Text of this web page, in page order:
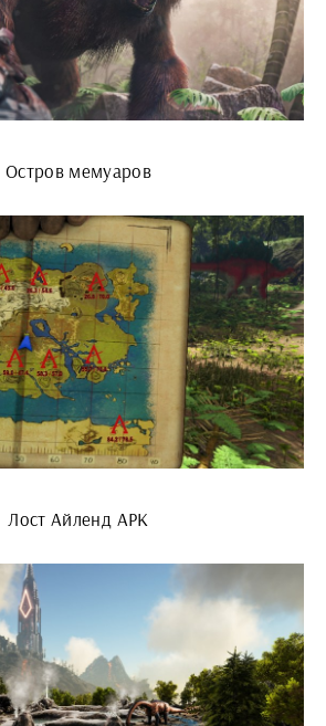
Остров мемуаров
Лост Айленд АРК